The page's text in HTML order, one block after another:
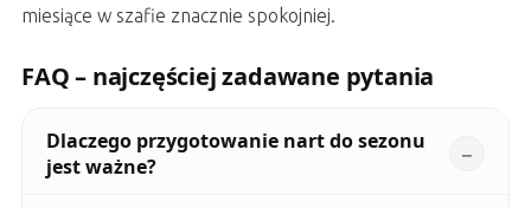
miesiące w szafie znacznie spokojniej.
FAQ – najczęściej zadawane pytania
Dlaczego przygotowanie nart do sezonu
jest ważne?